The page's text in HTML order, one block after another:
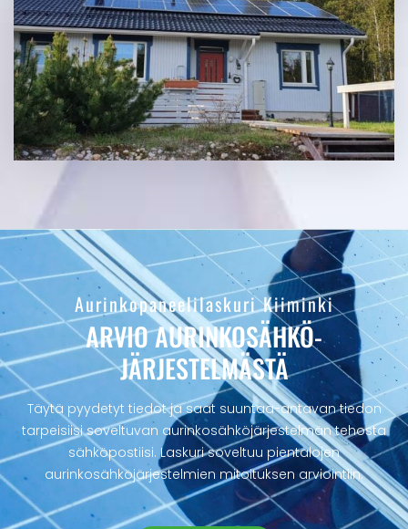
Aurinkopaneelilaskuri Kiiminki
ARVIO AURINKOSÄHKÖ­
JÄRJESTELMÄSTÄ
Täytä pyydetyt tiedot ja saat suuntaa-antavan tiedon
tarpeisiisi soveltuvan aurinkosähköjärjestelmän tehosta
sähköpostiisi. Laskuri soveltuu pientalojen
aurinkosähköjärjestelmien mitoituksen arviointiin.